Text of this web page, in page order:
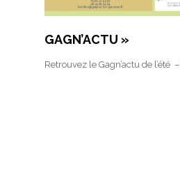
GAGN’ACTU »
Retrouvez le Gagn’actu de l’été –